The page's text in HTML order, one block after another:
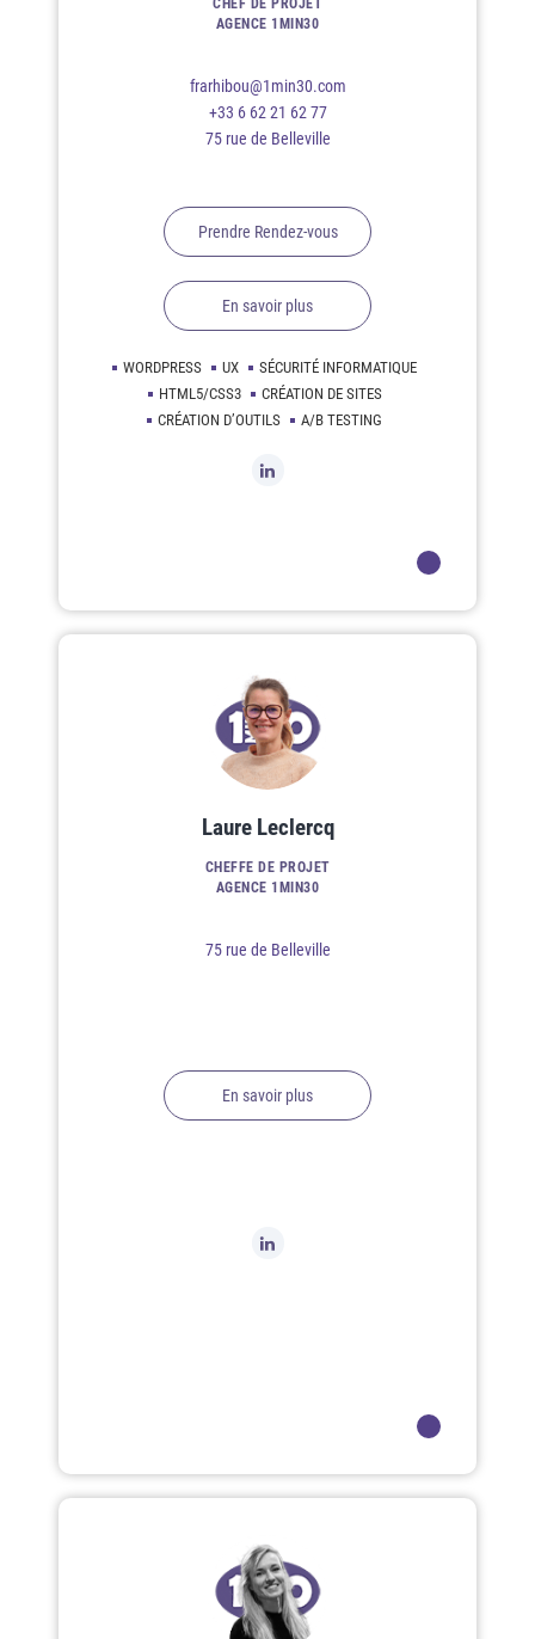
AGENCE 1MIN30
frarhibou@1min30.com
+33 6 62 21 62 77
75 rue de Belleville
Prendre Rendez-vous
En savoir plus
WORDPRESS UX
SÉCURITÉ INFORMATIQUE
HTML5/CSS3
CRÉATION DE SITES
CRÉATION D’OUTILS
A/B TESTING
Laure Leclercq
CHEFFE DE PROJET
AGENCE 1MIN30
75 rue de Belleville
En savoir plus